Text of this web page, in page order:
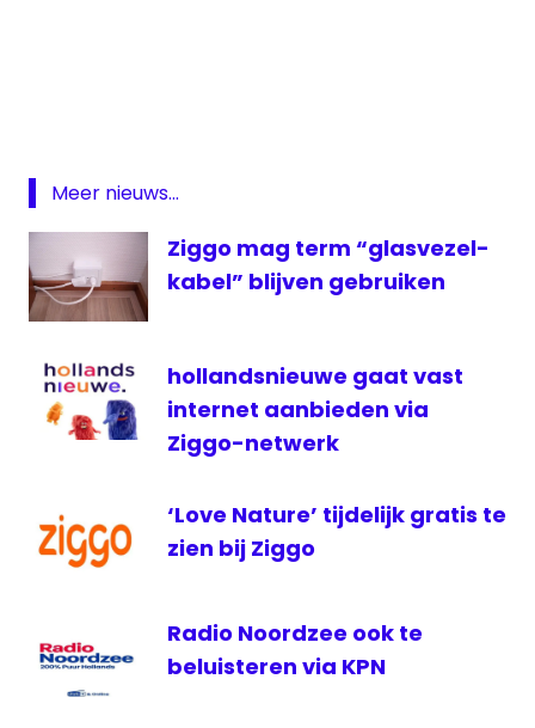
voetbal
KPN
4K
Ultra
HD
Meer nieuws...
Ziggo mag term “glasvezel-
kabel” blijven gebruiken
hollandsnieuwe gaat vast
internet aanbieden via
Ziggo-netwerk
‘Love Nature’ tijdelijk gratis te
zien bij Ziggo
Radio Noordzee ook te
beluisteren via KPN